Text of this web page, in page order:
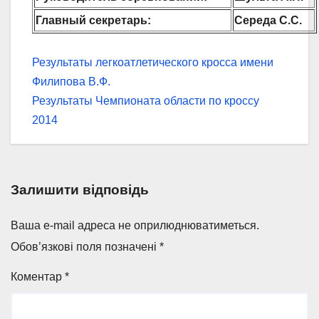
Главный секретарь:
Середа С.C.
Навігація
записів
Результаты легкоатлетического кросса имени
Филипова В.Ф.
Результаты Чемпионата области по кроссу
2014
Залишити відповідь
Ваша e-mail адреса не оприлюднюватиметься.
Обов’язкові поля позначені *
Коментар *